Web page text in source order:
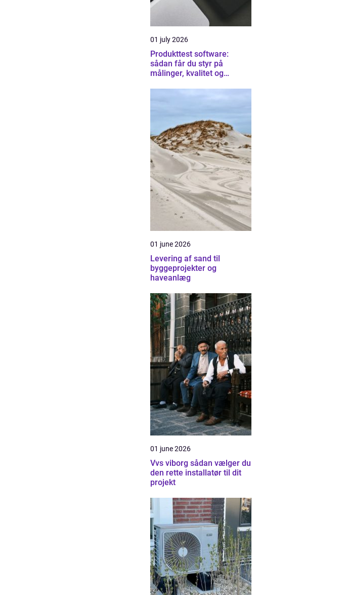
01 july 2026
Produkttest software:
sådan får du styr på
målinger, kvalitet og
01 june 2026
Levering af sand til
byggeprojekter og
haveanlæg
01 june 2026
Vvs viborg sådan vælger du
den rette installatør til dit
projekt